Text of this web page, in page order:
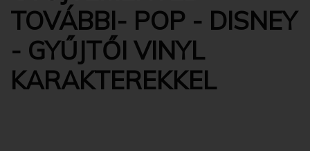
TOVÁBBI- POP - DISNEY
- GYŰJTŐI VINYL
KARAKTEREKKEL